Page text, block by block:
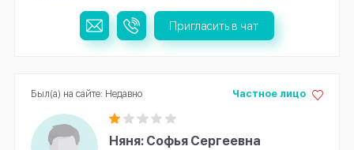
Пригласить в чат
Няня: Софья Сергеевна
Частное лицо
Был(а) на сайте: Недавно